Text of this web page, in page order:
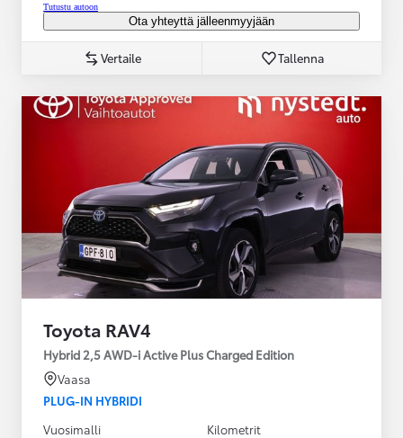
Tutustu autoon
Ota yhteyttä jälleenmyyjään
Vertaile Tallenna
Toyota RAV4
Hybrid 2,5 AWD-i Active Plus Charged Edition
Vaasa
PLUG-IN HYBRIDI
Vuosimalli
Kilometrit